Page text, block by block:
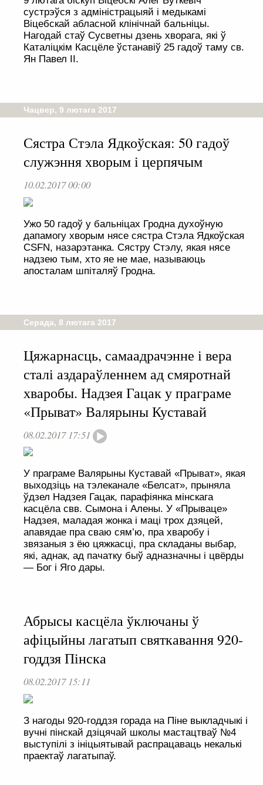
сустрэўся з адміністрацыяй і медыкамі
Віцебскай абласной клінічнай бальніцы.
Нагодай стаў Сусветны дзень хворага, які ў
Каталіцкім Касцёле ўстанавіў 25 гадоў таму св.
Ян Павел ІІ.
Чацвер, 9 лютага 2017
Сястра Стэла Ядкоўская: 50 гадоў
служэння хворым і церпячым
10.02.2017 00:00
Ужо 50 гадоў у бальніцах Гродна духоўную
дапамогу хворым нясе сястрa Стэла Ядкоўскaя
CSFN, назарэтанка. Сястру Стэлу, якая нясе
надзею тым, хто яе не мае, называюць
апосталам шпітaляў Гродна.
Серада, 8 лютага 2017
Цяжарнасць, самаадрачэнне і вера
сталі аздараўленнем ад смяротнай
хваробы. Надзея Гацак у праграме
«Прыват» Валярыны Куставай
08.02.2017 17:51
У праграме Валярыны Куставай «Прыват», якая
выходзіць на тэлеканале «Белсат», прыняла
ўдзел Надзея Гацак, парафіянка мінскага
касцёла свв. Сымона і Алены. У «Прываце»
Надзея, маладая жонка і маці трох дзяцей,
апавядае пра сваю сям’ю, пра хваробу і
звязаныя з ёю цяжкасці, пра складаны выбар,
які, аднак, ад пачатку быў адназначны і цвёрды
— Бог і Яго дары.
Абрысы касцёла ўключаны ў
афіцыйны лагатып святкавання 920-
годдзя Пінска
08.02.2017 15:11
З нагоды 920-годдзя горада на Піне выкладчыкі і
вучні пінскай дзіцячай школы мастацтваў №4
выступілі з ініцыятывай распрацаваць некалькі
праектаў лагатыпаў.